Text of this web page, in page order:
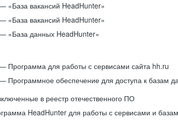
«База вакансий HeadHunter»
«База вакансий HeadHunter»
«База данных HeadHunter»
Программа для работы с сервисами сайта hh.ru
обеспечение для доступа к базам
в реестр отечественного ПО
HeadHunter для работы с сервисами и